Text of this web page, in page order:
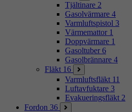
Tjältinare 2
Gasolvärmare 4
Varmluftspistol 3
Värmemattor 1
Doppvärmare 1
Gasoltuber 6
Gasolbrännare 4
Fläkt 16
Varmluftsfläkt 11
Luftavfuktare 3
Evakueringsfläkt 2
Fordon 36